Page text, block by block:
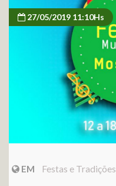
27/05/2019 11:10Hs
EM Festas e Tradições